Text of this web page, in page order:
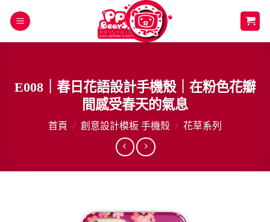
E008｜春日花語設計手機殼｜在粉色花瓣
間感受春天的氣息
首頁 / 創意設計模板 手機殼 / 花草系列